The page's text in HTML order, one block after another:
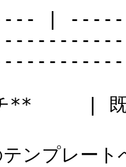
|
**     | 既存
|
テンプレ